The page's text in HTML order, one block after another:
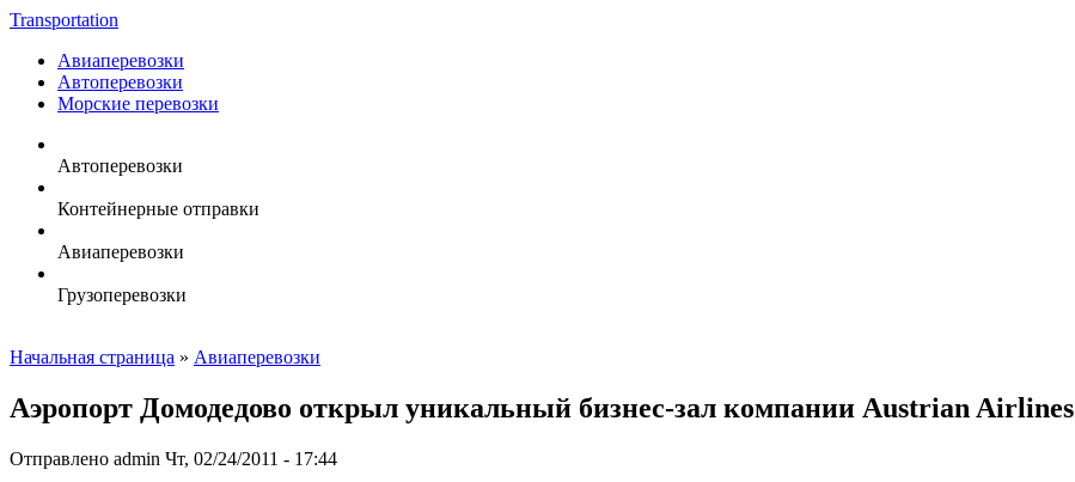
Transportation
Авиаперевозки
Автоперевозки
Морские перевозки
Автоперевозки
Контейнерные отправки
Авиаперевозки
Грузоперевозки
Начальная страница » Авиаперевозки
Аэропорт Домодедово открыл уникальный бизнес-зал компании Austrian Airlines
Отправлено admin Чт, 02/24/2011 - 17:44